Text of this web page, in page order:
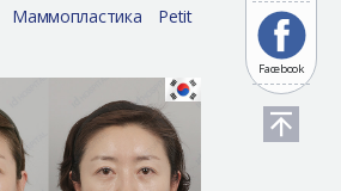
Facebook
Маммопластика
Petit